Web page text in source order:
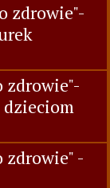
zdrowie"-
zdrowie"-
dzieciom
zdrowie" -